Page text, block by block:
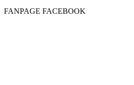
FANPAGE FACEBOOK